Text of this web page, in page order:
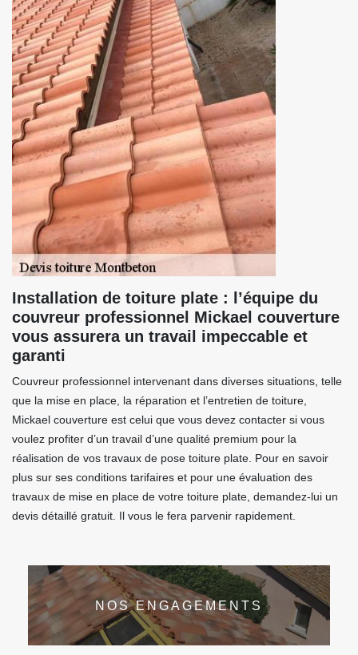
Installation de toiture plate : l’équipe du
couvreur professionnel Mickael couverture
vous assurera un travail impeccable et
garanti
Couvreur professionnel intervenant dans diverses situations, telle
que la mise en place, la réparation et l’entretien de toiture,
Mickael couverture est celui que vous devez contacter si vous
voulez profiter d’un travail d’une qualité premium pour la
réalisation de vos travaux de pose toiture plate. Pour en savoir
plus sur ses conditions tarifaires et pour une évaluation des
travaux de mise en place de votre toiture plate, demandez-lui un
devis détaillé gratuit. Il vous le fera parvenir rapidement.
NOS ENGAGEMENTS